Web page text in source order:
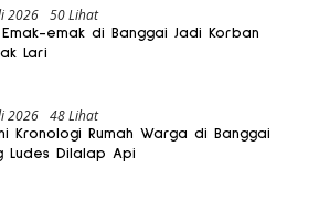
2026 50 Lihat
Emak-emak di Banggai Jadi Korban
Lari
2026 48 Lihat
Kronologi Rumah Warga di Banggai
Ludes Dilalap Api